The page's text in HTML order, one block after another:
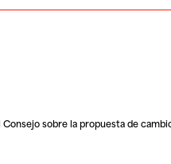
sobre la propuesta de